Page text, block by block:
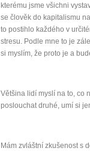
kterému jsme všichni
se člověk do kapitalismu
to postihlo každého v
stresu. Podle mne to je
si myslím, že proto je a
Většina lidí myslí na to, co
poslouchat druhé, umí si
Mám zvláštní zkušenost s